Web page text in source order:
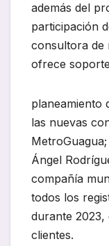
además del
participación
consultora de
ofrece
planeamiento
las nuevas
Ángel
compañía
todos los
durante
clientes.